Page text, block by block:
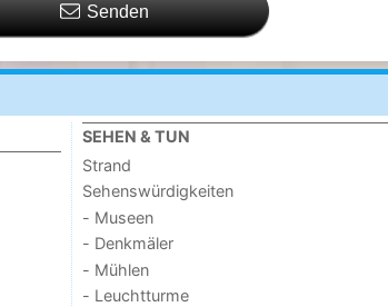
Senden
SEHEN & TUN
Strand
Sehenswürdigkeiten
- Museen
- Denkmäler
- Mühlen
- Leuchtturme